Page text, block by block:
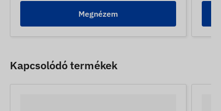
Megnézem
Kapcsolódó termékek